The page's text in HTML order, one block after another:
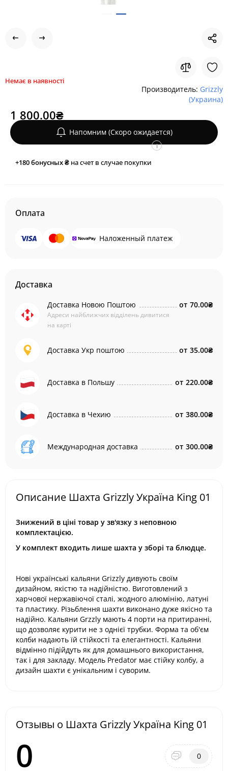
Немає в наявності
Производитель: Grizzly
(Украина)
1 800.00₴
Напомним (Скоро ожидается)
+180бонусных ₴ на счет в случае покупки
i
Оплата
Наложенный платеж
Доставка
Доставка Новою Поштою
Адреси найближчих відділень дивитися
на карті
от 70.00₴
Доставка Укр поштою от 35.00₴
Доставка в Польшу от 220.00₴
Доставка в Чехию от 380.00₴
Международная доставка от 300.00₴
Описание Шахта Grizzly Україна King 01
Знижений в ціні товар у зв'язку з неповною
комплектацією.
У комплект входить лише шахта у зборі та блюдце.
Нові українські кальяни Grizzly дивують своїм
дизайном, якістю та надійністю. Виготовлений з
харчової нержавіючої сталі, жодного алюмінію, латуні
та пластику. Різьблення шахти виконано дуже якісно та
надійно. Кальяни Grzzly мають 4 порти на притиранні,
що дозволяє курити не з однієї трубки. Форма та об'єм
колби надають їй стійкості та елегантності. Кальяни
відмінно підійдуть як для домашнього використання,
так і для закладу. Модель Predator має стійку колбу, а
дизайн шахти є унікальним і суворим.
Отзывы о Шахта Grizzly Україна King 01
0 0